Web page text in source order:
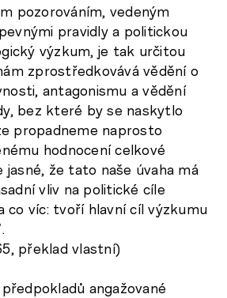
pozorováním, vedeným
pravidly a politickou
výzkum, je tak určitou
zprostředkovává vědění o
antagonismu a vědění
bez které by se naskytlo
propadneme naprosto
hodnocení celkové
jasné, že tato naše úvaha má
vliv na politické cíle
co víc: tvoří hlavní cíl výzkumu
překlad vlastní)
angažované